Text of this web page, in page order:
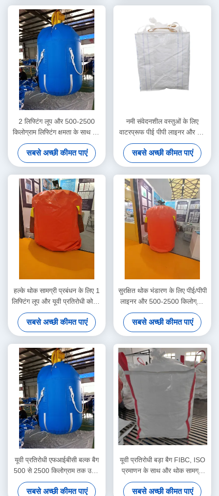
2 लिफ्टिंग लूप और 500-2500
किलोग्राम लिफ्टिंग क्षमता के साथ बिग
बैग FIBC टिकाऊ पॉलीप्रोपाइलीन से
बना है
सबसे अच्छी कीमत पाएं
नमी संवेदनशील वस्तुओं के लिए
वाटरप्रूफ पीई पीपी लाइनर और यूवी
प्रतिरोधी कोटिंग के साथ अनुकूलित
बिग बैग एफआईबीसी
सबसे अच्छी कीमत पाएं
हल्के थोक सामग्री प्रबंधन के लिए 1
लिफ्टिंग लूप और यूवी प्रतिरोधी कोटिंग
के साथ ओपन टॉप बिग बैग FIBC
सबसे अच्छी कीमत पाएं
सुरक्षित थोक भंडारण के लिए पीई/पीपी
लाइनर और 500-2500 किलोग्राम
उठाने की क्षमता वाला यूवी प्रतिरोधी
बड़ा बैग FIBC
सबसे अच्छी कीमत पाएं
यूवी प्रतिरोधी एफआईबीसी बल्क बैग
500 से 2500 किलोग्राम तक उठाने
की क्षमता के साथ टिकाऊ
पॉलीप्रोपाइलीन से बना
सबसे अच्छी कीमत पाएं
यूवी प्रतिरोधी बड़ा बैग FIBC, ISO
प्रमाणन के साथ और थोक सामग्री
प्रबंधन के लिए 500-2500kg उठाने
की क्षमता
सबसे अच्छी कीमत पाएं